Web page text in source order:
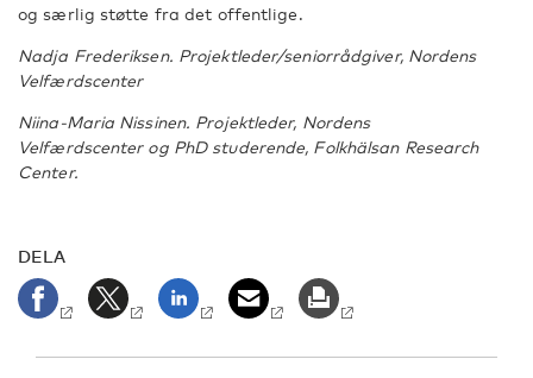
og særlig støtte fra det offentlige.
Nadja Frederiksen. Projektleder/seniorrådgiver, Nordens
Velfærdscenter
Niina-Maria Nissinen. Projektleder, Nordens
Velfærdscenter og PhD studerende, Folkhälsan Research
Center.
DELA